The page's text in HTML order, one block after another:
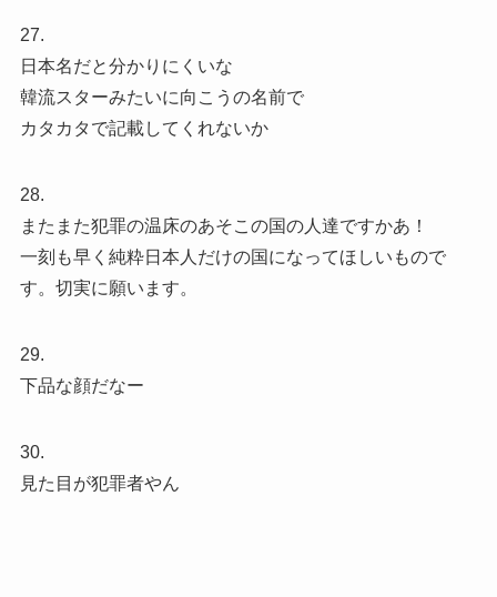
27.
日本名だと分かりにくいな
韓流スターみたいに向こうの名前で
カタカタで記載してくれないか
28.
またまた犯罪の温床のあそこの国の人達ですかあ！
一刻も早く純粋日本人だけの国になってほしいもので
す。切実に願います。
29.
下品な顔だなー
30.
見た目が犯罪者やん